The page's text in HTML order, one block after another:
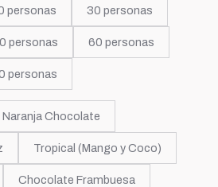
personas 30 personas
personas 60 personas
personas
Naranja Chocolate
Tropical (Mango y Coco)
Chocolate Frambuesa